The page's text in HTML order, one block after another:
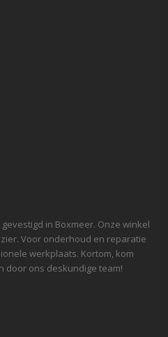
in Boxmeer. Onze winkel
Voor onderhoud en reparatie
werkplaats. Kortom, kom
door ons deskundige team!